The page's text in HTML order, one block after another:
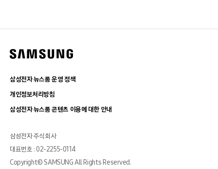
삼성전자 뉴스룸 운영 정책
개인정보처리방침
삼성전자 뉴스룸 콘텐츠 이용에 대한 안내
삼성전자 주식회사
대표번호 : 02-2255-0114
Copyright© SAMSUNG All Rights Reserved.